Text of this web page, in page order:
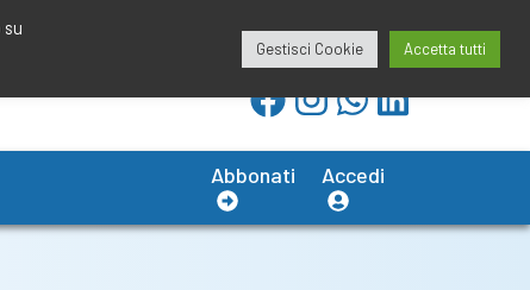
Abbonati Accedi
su
Gestisci Cookie Accetta tutti